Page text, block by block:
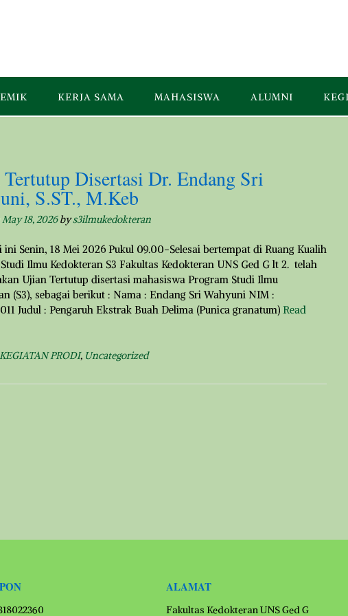
KERJA SAMA MAHASISWA ALUMNI
Disertasi Dr. Endang Sri
S.ST., M.Keb
May 18, 2026bys3ilmukedokteran
ini Senin, 18 Mei 2026 Pukul 09.00-Selesai bertempat di Ruang Kualih
Ilmu Kedokteran S3 Fakultas Kedokteran UNS Ged G lt 2. telah
Ujian Tertutup disertasi mahasiswa Program Studi Ilmu
(S3), sebagai berikut : Nama : Endang Sri Wahyuni NIM :
Judul : Pengaruh Ekstrak Buah Delima (Punica granatum) Read
KEGIATAN PRODI, Uncategorized
ALAMAT
Fakultas Kedokteran UNS Ged G